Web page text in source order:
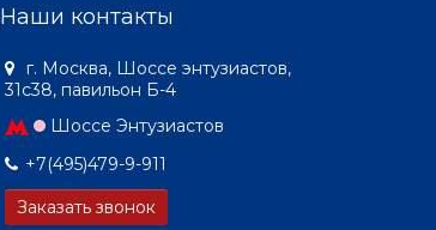
Наши контакты
г. Москва, Шоссе энтузиастов,
31с38, павильон Б-4
Шоссе Энтузиастов
+7(495)479-9-911
Заказать звонок